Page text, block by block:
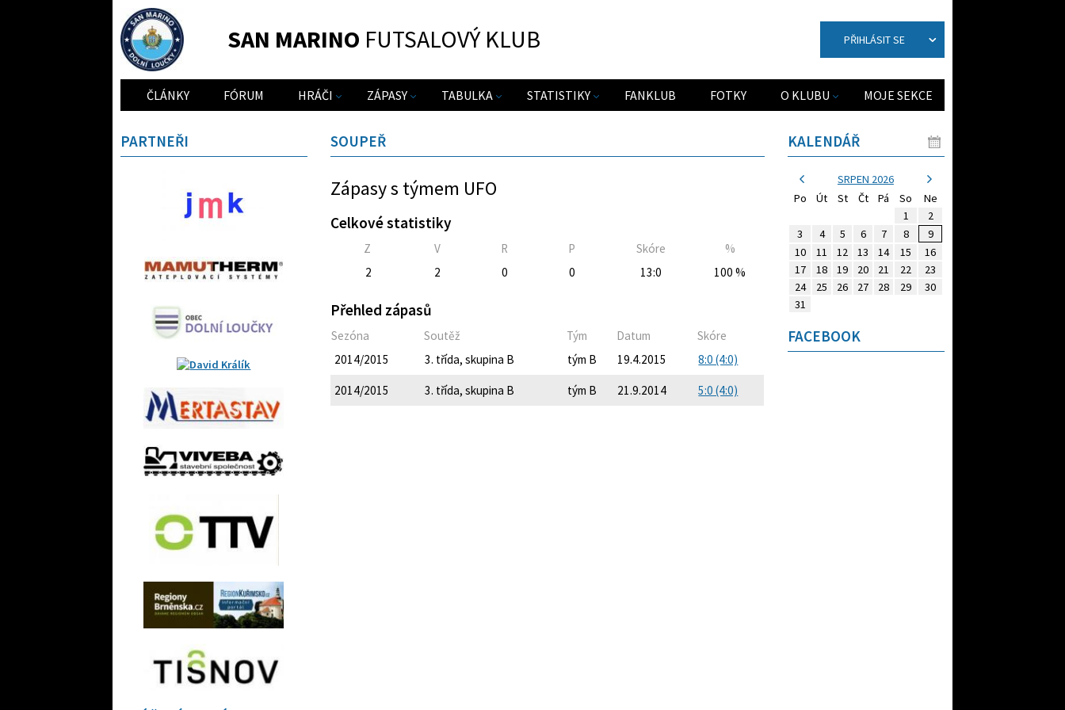
SAN MARINO FUTSALOVÝ KLUB PŘIHLÁSIT SE
ČLÁNKY FÓRUM HRÁČI ZÁPASY TABULKA STATISTIKY FANKLUB FOTKY O KLUBU MOJE SEKCE
SOUPEŘ
Zápasy s týmem UFO
Celkové statistiky
Z V R P Skóre
%
2
2 0 0 13:0 100 %
Přehled zápasů
Sezóna Soutěž Tým Datum
Skóre
2014/2015
3. třída, skupina B tým B 19.4.2015 8:0 (4:0)
2014/2015 3. třída, skupina B tým B 21.9.2014 5:0 (4:0)
PARTNEŘI KALENDÁŘ
SRPEN 2026
Po
Út St Čt Pá So
Ne
1
2
3
4 5 6 7 8
9
10
11 12 13 14 15
16
17
18 19 20 21 22
23
24
25 26 27 28 29
30
31
FACEBOOK